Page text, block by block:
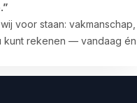
voor staan: vakmanschap,
kunt rekenen — vandaag én